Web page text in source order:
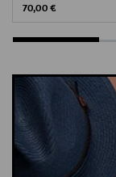
Original Price
70,00 €